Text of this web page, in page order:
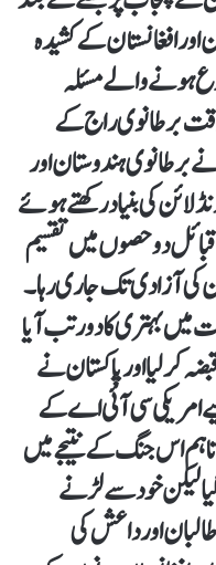
افغانستان کے کشیدہ
میں شروع ہونے والے مسئلہ
برطانوی راج کے
برطانوی ہندوستان اور
کی بنیاد رکھتے ہوئے
دو حصوں میں تقسیم
میں پاکستان کی آزادی تک جاری رہا۔
میں بہتری کا دور تب آیا
کرلیا اور پاکستان نے
امریکی سی آئی اے کے
اس جنگ کے نتیجے میں
لیکن خود سے لڑنے
اور داعش کی